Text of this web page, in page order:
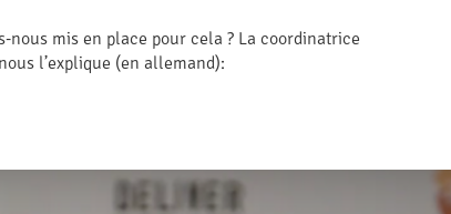
nous mis en place pour cela ? La coordinatrice
l’explique (en allemand):